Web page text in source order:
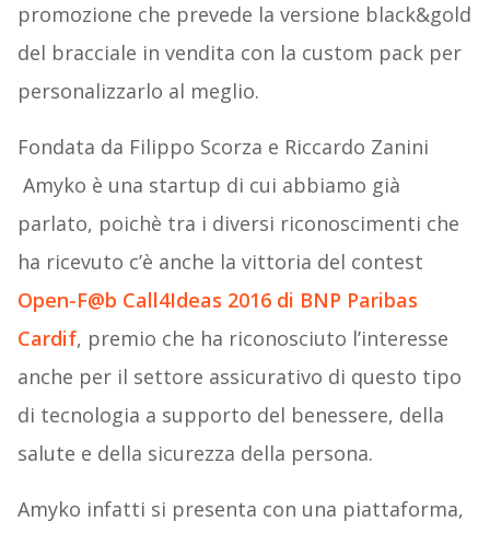
promozione che prevede la versione black&gold
del bracciale in vendita con la custom pack per
personalizzarlo al meglio.
Fondata da Filippo Scorza e Riccardo Zanini
Amyko è una startup di cui abbiamo già
parlato, poichè tra i diversi riconoscimenti che
ha ricevuto c’è anche la vittoria del contest
Open-F@b Call4Ideas 2016 di BNP Paribas
Cardif, premio che ha riconosciuto l’interesse
anche per il settore assicurativo di questo tipo
di tecnologia a supporto del benessere, della
salute e della sicurezza della persona.
Amyko infatti si presenta con una piattaforma,